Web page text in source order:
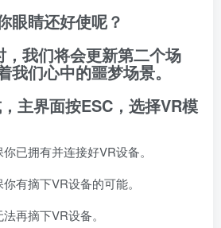
眼睛还好使呢？
我们将会更新第二个场
我们心中的噩梦场景。
主界面按ESC，选择VR模
已拥有并连接好VR设备。
有摘下VR设备的可能。
再摘下VR设备。